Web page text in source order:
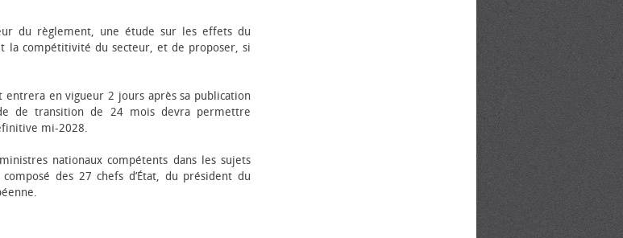
du règlement, une étude sur les effets du
la compétitivité du secteur, et de proposer, si
en vigueur 2 jours après sa publication
de transition de 24 mois devra permettre
mi-2028.
nationaux compétents dans les sujets
des 27 chefs d’État, du président du